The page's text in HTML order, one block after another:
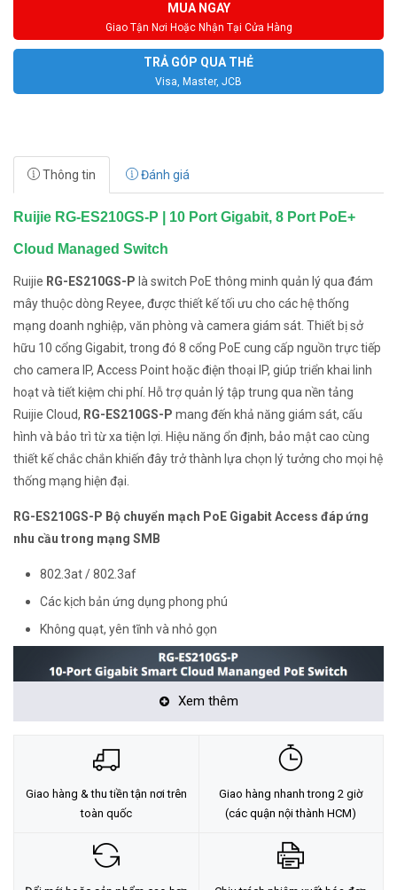
MUA NGAY
Giao Tận Nơi Hoặc Nhận Tại Cửa Hàng
TRẢ GÓP QUA THẺ
Visa, Master, JCB
Thông tin Đánh giá
Ruijie RG-ES210GS-P | 10 Port Gigabit, 8 Port PoE+
Cloud Managed Switch
Ruijie RG-ES210GS-P là switch PoE thông minh quản lý qua đám
mây thuộc dòng Reyee, được thiết kế tối ưu cho các hệ thống
mạng doanh nghiệp, văn phòng và camera giám sát. Thiết bị sở
hữu 10 cổng Gigabit, trong đó 8 cổng PoE cung cấp nguồn trực tiếp
cho camera IP, Access Point hoặc điện thoại IP, giúp triển khai linh
hoạt và tiết kiệm chi phí. Hỗ trợ quản lý tập trung qua nền tảng
Ruijie Cloud, RG-ES210GS-P mang đến khả năng giám sát, cấu
hình và bảo trì từ xa tiện lợi. Hiệu năng ổn định, bảo mật cao cùng
thiết kế chắc chắn khiến đây trở thành lựa chọn lý tưởng cho mọi hệ
thống mạng hiện đại.
RG-ES210GS-P Bộ chuyển mạch PoE Gigabit Access đáp ứng
nhu cầu trong mạng SMB
802.3at / 802.3af
Các kịch bản ứng dụng phong phú
Không quạt, yên tĩnh và nhỏ gọn
Xem thêm
Giao hàng & thu tiền tận nơi trên
toàn quốc
Giao hàng nhanh trong 2 giờ
(các quận nội thành HCM)